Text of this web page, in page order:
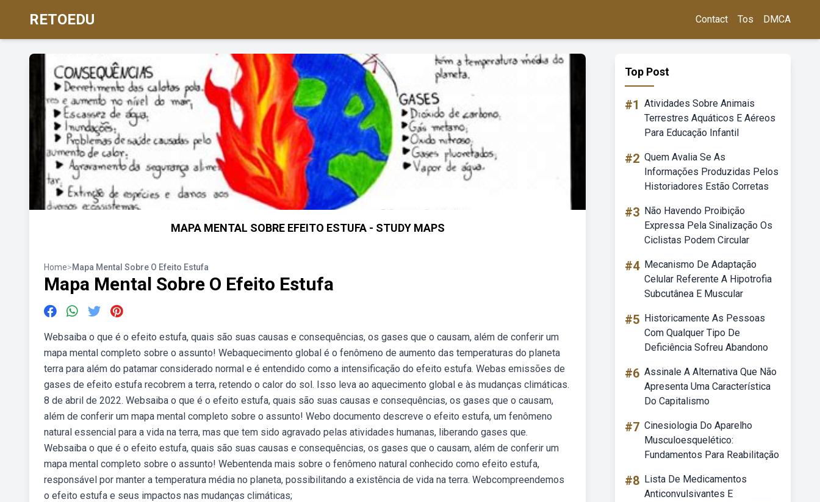
RETOEDU Contact Tos DMCA
MAPA MENTAL SOBRE EFEITO ESTUFA - STUDY MAPS
Home>Mapa Mental Sobre O Efeito Estufa
Mapa Mental Sobre O Efeito Estufa
Websaiba o que é o efeito estufa, quais são suas causas e consequências, os gases que o causam, além de conferir um
mapa mental completo sobre o assunto! Webaquecimento global é o fenômeno de aumento das temperaturas do planeta
terra para além do patamar considerado normal e é entendido como a intensificação do efeito estufa. Webas emissões de
gases de efeito estufa recobrem a terra, retendo o calor do sol. Isso leva ao aquecimento global e às mudanças climáticas.
8 de abril de 2022. Websaiba o que é o efeito estufa, quais são suas causas e consequências, os gases que o causam,
além de conferir um mapa mental completo sobre o assunto! Webo documento descreve o efeito estufa, um fenômeno
natural essencial para a vida na terra, mas que tem sido agravado pelas atividades humanas, liberando gases que.
Websaiba o que é o efeito estufa, quais são suas causas e consequências, os gases que o causam, além de conferir um
mapa mental completo sobre o assunto! Webentenda mais sobre o fenômeno natural conhecido como efeito estufa,
responsável por manter a temperatura média no planeta, possibilitando a existência de vida na terra. Webcompreendemos
o efeito estufa e seus impactos nas mudanças climáticas;
Top Post
#1 Atividades Sobre Animais
Terrestres Aquáticos E Aéreos
Para Educação Infantil
#2 Quem Avalia Se As
Informações Produzidas Pelos
Historiadores Estão Corretas
#3 Não Havendo Proibição
Expressa Pela Sinalização Os
Ciclistas Podem Circular
#4 Mecanismo De Adaptação
Celular Referente A Hipotrofia
Subcutânea E Muscular
#5 Historicamente As Pessoas
Com Qualquer Tipo De
Deficiência Sofreu Abandono
#6 Assinale A Alternativa Que Não
Apresenta Uma Característica
Do Capitalismo
#7 Cinesiologia Do Aparelho
Musculoesquelético:
Fundamentos Para Reabilitação
#8 Lista De Medicamentos
Anticonvulsivantes E